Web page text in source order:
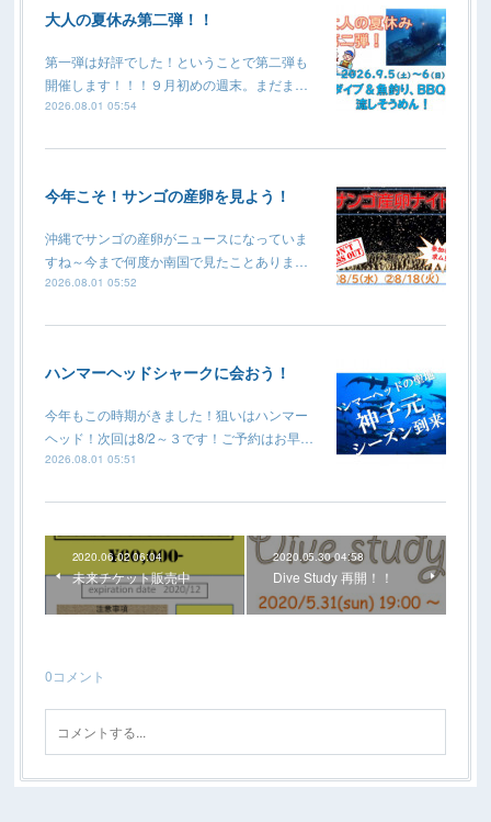
大人の夏休み第二弾！！
第一弾は好評でした！ということで第二弾も
開催します！！！９月初めの週末。まだま…
2026.08.01 05:54
今年こそ！サンゴの産卵を見よう！
沖縄でサンゴの産卵がニュースになっていま
すね～今まで何度か南国で見たことありま…
2026.08.01 05:52
ハンマーヘッドシャークに会おう！
今年もこの時期がきました！狙いはハンマー
ヘッド！次回は8/2～３です！ご予約はお早…
2026.08.01 05:51
2020.06.02 06:04
未来チケット販売中
2020.05.30 04:58
Dive Study 再開！！
0コメント